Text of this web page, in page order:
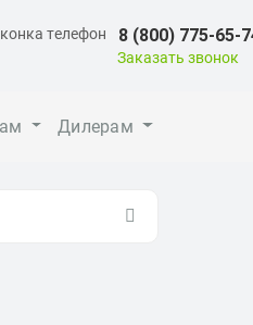
8 (800) 775-65-
Заказать звонок
Дилерам